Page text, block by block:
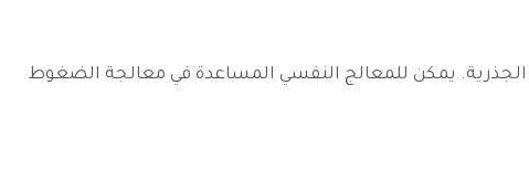
الجذرية. يمكن للمعالج النفسي المساعدة في معالجة الضغوط